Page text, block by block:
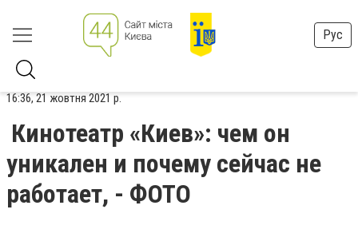
Рус
16:36, 21 жовтня 2021 р.
Кинотеатр «Киев»: чем он
уникален и почему сейчас не
работает, - ФОТО